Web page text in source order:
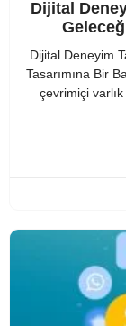
Dijital
Dijital Deneyim
Tasarımına Bir
çevrimiçi